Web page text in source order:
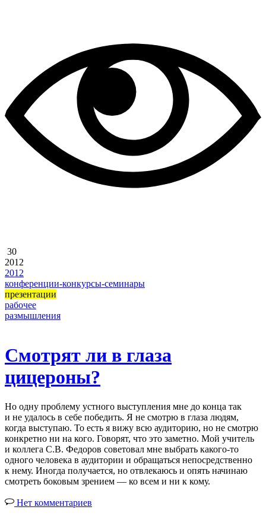
30
2012
2012
конференции-конкурсы-семинары
презентации
рабочее
размышления
Смотрят ли в глаза
цицероны?
Но одну проблему устного выступления мне до конца так
и не удалось в себе победить. Я не смотрю в глаза людям,
когда выступаю. То есть я вижу всю аудиторию, но не смотрю
конкретно ни на кого. Говорят, что это заметно. Мой учитель
и коллега С.В. Федоров советовал мне выбрать какого-то
одного человека в аудитории и обращаться непосредственно
к нему. Иногда получается, но отвлекаюсь и опять начинаю
смотреть боковым зрением — ко всем и ни к кому.
Нет комментариев